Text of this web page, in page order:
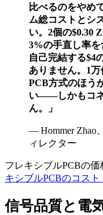
比べるのをやめ
ム総コストとシ
い。2個の$0.30
3%の手直し率を
自己完結する$4
ありません。1
PCB方式のほう
い——しかもコ
ん。」
— Hommer Zhao
ィレクター
フレキシブルPCBの価
キシブルPCBのコスト
信号品質と電